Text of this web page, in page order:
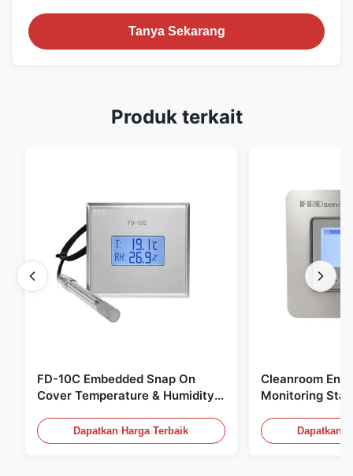
Tanya Sekarang
Produk terkait
FD-10C Embedded Snap On
Cover Temperature & Humidity
MonitorDapatkan Harga Terbaik
Cleanroom
Monitoring
20mA/RS485
Deteksi Asap
Dapatkan